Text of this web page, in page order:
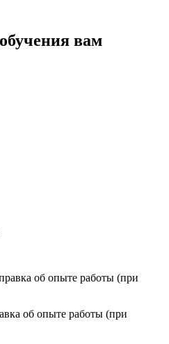
вам
об опыте работы (при